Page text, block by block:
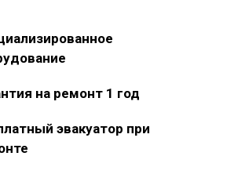
на ремонт 1 год
эвакуатор при